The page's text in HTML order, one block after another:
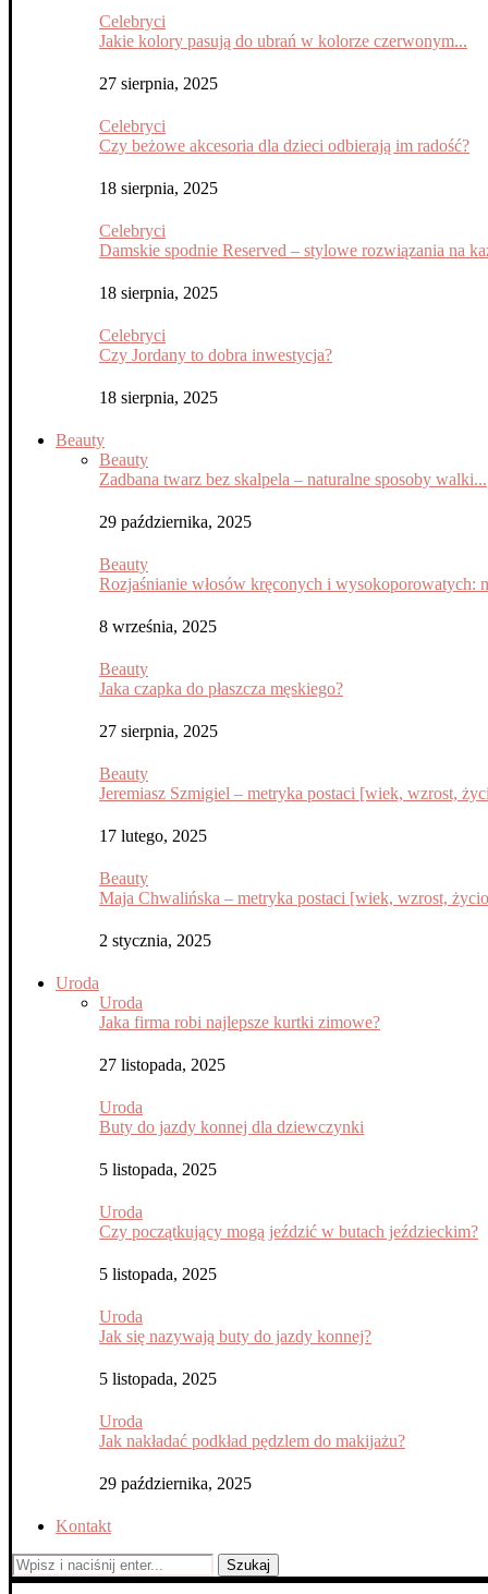
Celebryci
Jakie kolory pasują do ubrań w kolorze czerwonym...
27 sierpnia, 2025
Celebryci
Czy beżowe akcesoria dla dzieci odbierają im radość?
18 sierpnia, 2025
Celebryci
Damskie spodnie Reserved – stylowe rozwiązania na
18 sierpnia, 2025
Celebryci
Czy Jordany to dobra inwestycja?
18 sierpnia, 2025
Beauty
Beauty
Zadbana twarz bez skalpela – naturalne sposoby walki...
29 października, 2025
Beauty
Rozjaśnianie włosów kręconych i wysokoporowatych:
8 września, 2025
Beauty
Jaka czapka do płaszcza męskiego?
27 sierpnia, 2025
Beauty
Jeremiasz Szmigiel – metryka postaci [wiek, wzrost,
17 lutego, 2025
Beauty
Maja Chwalińska – metryka postaci [wiek, wzrost,
2 stycznia, 2025
Uroda
Uroda
Jaka firma robi najlepsze kurtki zimowe?
27 listopada, 2025
Uroda
Buty do jazdy konnej dla dziewczynki
5 listopada, 2025
Uroda
Czy początkujący mogą jeździć w butach jeździeckim?
5 listopada, 2025
Uroda
Jak się nazywają buty do jazdy konnej?
5 listopada, 2025
Uroda
Jak nakładać podkład pędzlem do makijażu?
29 października, 2025
Kontakt
Szukaj